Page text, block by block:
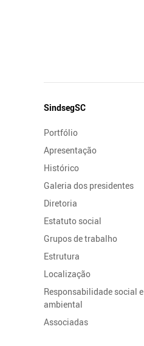
Mapa
Site
SindsegSC
Portfólio
Apresentação
Histórico
Galeria dos presidentes
Diretoria
Estatuto social
Grupos de trabalho
Estrutura
Localização
Responsabilidade social e
ambiental
Associadas